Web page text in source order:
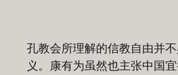
孔教会所理解的信教自由并
义。康有为虽然也主张中国